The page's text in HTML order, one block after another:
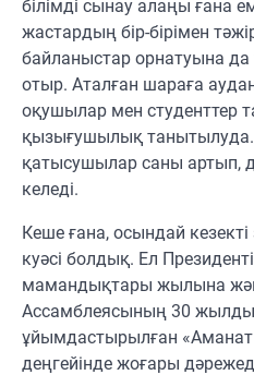
білімді сынау алаңы ғана
жастардың бір-бірімен
байланыстар орнатуына да
отыр. Аталған шараға
оқушылар мен студенттер
қызығушылық
қатысушылар саны артып,
келеді.
Кеше ғана, осындай
куәсі болдық. Ел
мамандықтары жылына
Ассамблеясының 30
ұйымдастырылған
деңгейінде жоғары